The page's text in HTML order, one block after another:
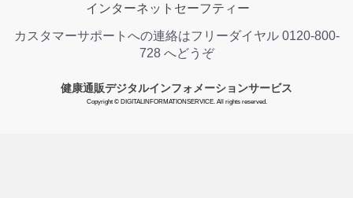
インターネットセーフティー
カスタマーサポートへの連絡はフリーダイヤル 0120-800-
728 へどうぞ
健康通販デジタルインフォメーションサービス
Copyright © DIGITALINFORMATIONSERVICE. All rights reserved.